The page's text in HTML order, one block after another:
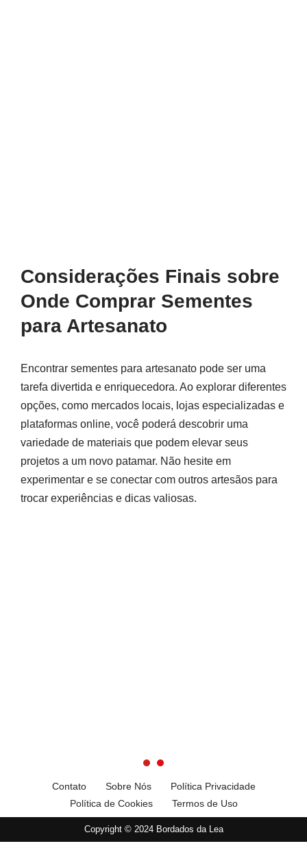
Considerações Finais sobre
Onde Comprar Sementes
para Artesanato
Encontrar sementes para artesanato pode ser uma
tarefa divertida e enriquecedora. Ao explorar diferentes
opções, como mercados locais, lojas especializadas e
plataformas online, você poderá descobrir uma
variedade de materiais que podem elevar seus
projetos a um novo patamar. Não hesite em
experimentar e se conectar com outros artesãos para
trocar experiências e dicas valiosas.
Contato Sobre Nós
Política Privacidade
Política de Cookies
Termos de Uso
Copyright © 2024 Bordados da Lea